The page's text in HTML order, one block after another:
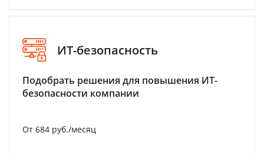
ИТ-безопасность
Подобрать решения для повышения ИТ-
безопасности компании
От 684 руб./месяц